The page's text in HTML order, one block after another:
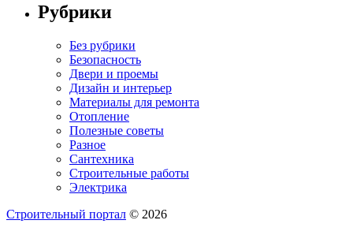
Рубрики
Без рубрики
Безопасность
Двери и проемы
Дизайн и интерьер
Материалы для ремонта
Отопление
Полезные советы
Разное
Сантехника
Строительные работы
Электрика
Строительный портал © 2026